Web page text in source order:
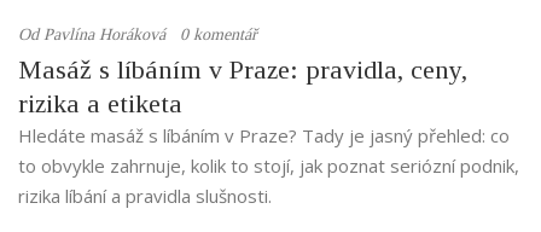
OdPavlína Horáková 0 komentář
Masáž s líbáním v Praze: pravidla, ceny,
rizika a etiketa
Hledáte masáž s líbáním v Praze? Tady je jasný přehled: co
to obvykle zahrnuje, kolik to stojí, jak poznat seriózní podnik,
rizika líbání a pravidla slušnosti.